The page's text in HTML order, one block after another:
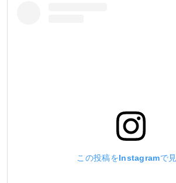
この投稿をInstagramで